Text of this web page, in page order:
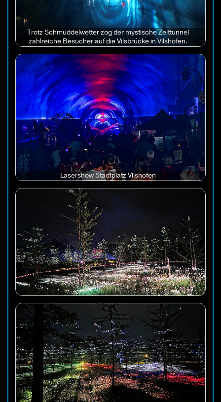
Trotz Schmuddelwetter zog der mystische Zeittunnel
zahlreiche Besucher auf die Vilsbrücke in Vilshofen.
Lasershow Stadtplatz Vilshofen